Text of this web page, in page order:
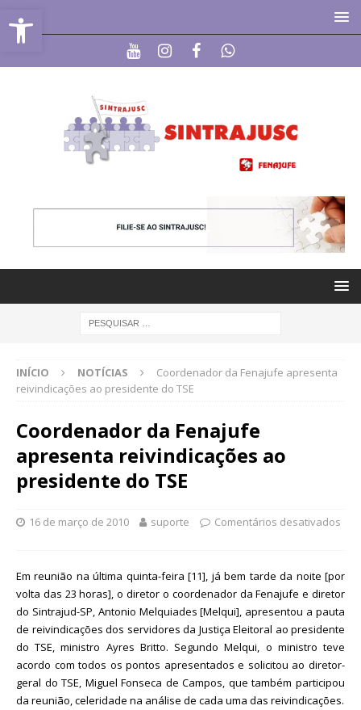
Abrir a barra de ferramentas
INÍCIO NOTÍCIAS
Coordenador da Fenajufe apresenta
reivindicações ao presidente do TSE
Coordenador da Fenajufe
apresenta reivindicações ao
presidente do TSE
16 de março de 2010 suporte Comentários desativados
Em reunião na última quinta-feira [11], já bem tarde da noite [por
volta das 23 horas], o diretor o coordenador da Fenajufe e diretor
do Sintrajud-SP, Antonio Melquiades [Melqui], apresentou a pauta
de reivindicações dos servidores da Justiça Eleitoral ao presidente
do TSE, ministro Ayres Britto. Segundo Melqui, o ministro teve
acordo com todos os pontos apresentados e solicitou ao diretor-
geral do TSE, Miguel Fonseca de Campos, que também participou
da reunião, celeridade na análise de cada uma das reivindicações.